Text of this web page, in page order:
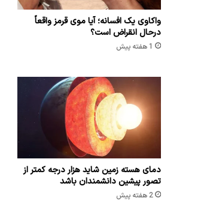
واکاوی یک افسانه؛ آیا موی قرمز واقعاً
درحال انقراض است؟
1 هفته پیش
دمای هسته زمین شاید هزار درجه کمتر از
تصور پیشین دانشمندان باشد
2 هفته پیش